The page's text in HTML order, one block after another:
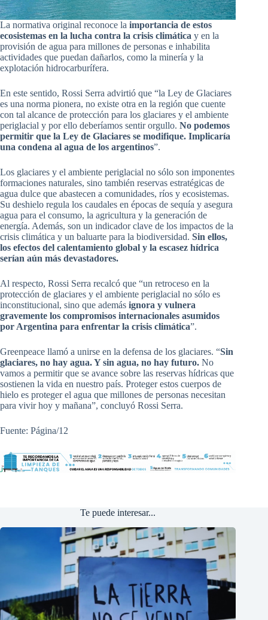
La normativa original reconoce la importancia de estos
ecosistemas en la lucha contra la crisis climática y en la
provisión de agua para millones de personas e inhabilita
actividades que puedan dañarlos, como la minería y la
explotación hidrocarburífera.
En este sentido, Rossi Serra advirtió que “la Ley de Glaciares
es una norma pionera, no existe otra en la región que cuente
con tal alcance de protección para los glaciares y el ambiente
periglacial y por ello deberíamos sentir orgullo. No podemos
permitir que la Ley de Glaciares se modifique. Implicaría
una condena al agua de los argentinos”.
Los glaciares y el ambiente periglacial no sólo son imponentes
formaciones naturales, sino también reservas estratégicas de
agua dulce que abastecen a comunidades, ríos y ecosistemas.
Su deshielo regula los caudales en épocas de sequía y asegura
agua para el consumo, la agricultura y la generación de
energía. Además, son un indicador clave de los impactos de la
crisis climática y un baluarte para la biodiversidad. Sin ellos,
los efectos del calentamiento global y la escasez hídrica
serían aún más devastadores.
Al respecto, Rossi Serra recalcó que “un retroceso en la
protección de glaciares y el ambiente periglacial no sólo es
inconstitucional, sino que además ignora y vulnera
gravemente los compromisos internacionales asumidos
por Argentina para enfrentar la crisis climática”.
Greenpeace llamó a unirse en la defensa de los glaciares. “Sin
glaciares, no hay agua. Y sin agua, no hay futuro. No
vamos a permitir que se avance sobre las reservas hídricas que
sostienen la vida en nuestro país. Proteger estos cuerpos de
hielo es proteger el agua que millones de personas necesitan
para vivir hoy y mañana”, concluyó Rossi Serra.
Fuente: Página/12
Te puede interesar...